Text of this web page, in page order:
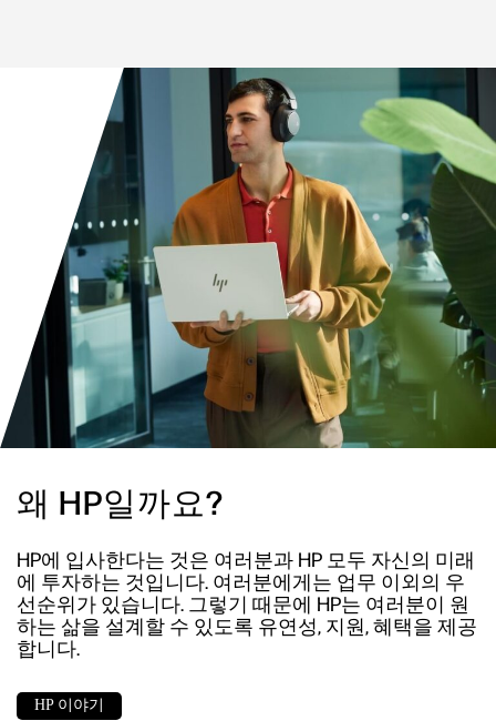
왜 HP일까요?
HP에 입사한다는 것은 여러분과 HP 모두 자신의 미래
에 투자하는 것입니다. 여러분에게는 업무 이외의 우
선순위가 있습니다. 그렇기 때문에 HP는 여러분이 원
하는 삶을 설계할 수 있도록 유연성, 지원, 혜택을 제공
합니다.
HP 이야기